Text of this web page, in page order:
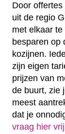
Door
uit de regio
met elkaar
besparen op
kozijnen.
zijn eigen
prijzen van
de buurt, zie
meest
dat je
vraag hier